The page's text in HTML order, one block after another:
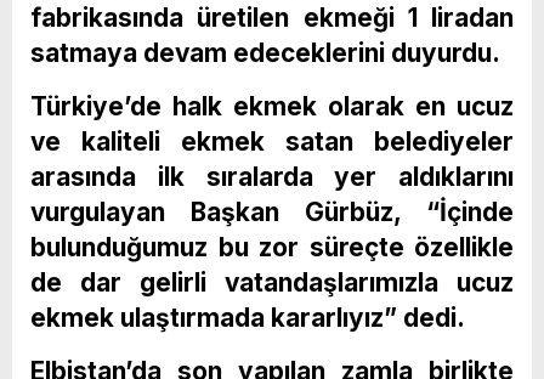
fabrikasında üretilen ekmeği 1 liradan
satmaya devam edeceklerini duyurdu.
Türkiye’de halk ekmek olarak en ucuz
ve kaliteli ekmek satan belediyeler
arasında ilk sıralarda yer aldıklarını
vurgulayan Başkan Gürbüz, “İçinde
bulunduğumuz bu zor süreçte özellikle
de dar gelirli vatandaşlarımızla ucuz
ekmek ulaştırmada kararlıyız” dedi.
Elbistan’da son yapılan zamla birlikte